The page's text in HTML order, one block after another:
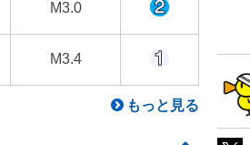
M3.0
M3.4
もっと見る